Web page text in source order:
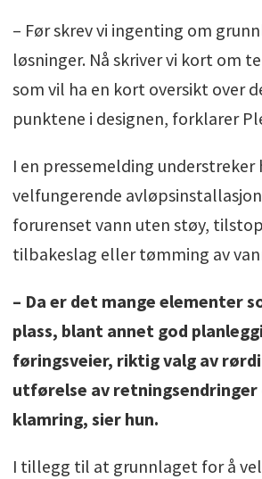
– Før skrev vi ingenting om
løsninger. Nå skriver vi kort om
som vil ha en kort oversikt over
punktene i designen, forklarer
I en pressemelding understreker
velfungerende
forurenset vann uten støy,
tilbakeslag eller tømming av
– Da er det mange elementer
plass, blant annet god
føringsveier, riktig valg av
utførelse av
klamring, sier hun.
I tillegg til at grunnlaget for å